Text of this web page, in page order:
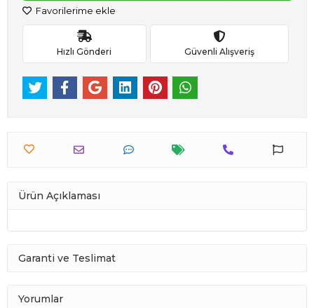
Favorilerime ekle
Hızlı Gönderi Güvenli Alışveriş
Ürün Açıklaması
Garanti ve Teslimat
Yorumlar